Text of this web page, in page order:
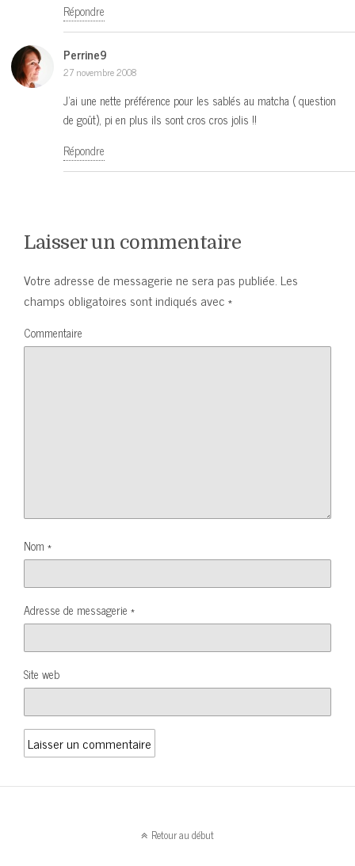
Répondre
Perrine9
27 novembre 2008
J’ai une nette préférence pour les sablés au matcha ( question
de goût), pi en plus ils sont cros cros jolis !!
Répondre
Laisser un commentaire
Votre adresse de messagerie ne sera pas publiée. Les
champs obligatoires sont indiqués avec*
Commentaire
Nom *
Adresse de messagerie *
Site web
Retour au début